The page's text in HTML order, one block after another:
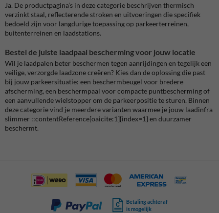
Ja. De productpagina’s in deze categorie beschrijven thermisch
verzinkt staal, reflecterende stroken en uitvoeringen die specifiek
bedoeld zijn voor langdurige toepassing op parkeerterreinen,
buitenterreinen en laadstations.
Bestel de juiste laadpaal bescherming voor jouw locatie
Wil je laadpalen beter beschermen tegen aanrijdingen en tegelijk een
veilige, verzorgde laadzone creëren? Kies dan de oplossing die past
bij jouw parkeersituatie: een beschermbeugel voor bredere
afscherming, een beschermpaal voor compacte puntbescherming of
een aanvullende wielstopper om de parkeerpositie te sturen. Binnen
deze categorie vind je meerdere varianten waarmee je jouw laadinfra
slimmer ::contentReference[oaicite:1]{index=1} en duurzamer
beschermt.
Betaling achteraf
is mogelijk